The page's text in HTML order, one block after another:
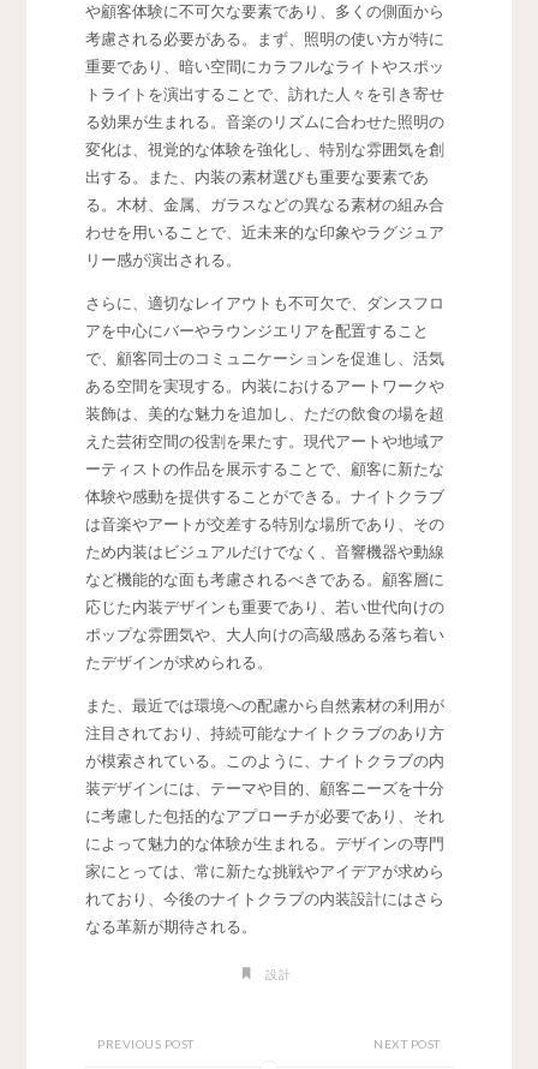
や顧客体験に不可欠な要素であり、多くの側面から
考慮される必要がある。まず、照明の使い方が特に
重要であり、暗い空間にカラフルなライトやスポッ
トライトを演出することで、訪れた人々を引き寄せ
る効果が生まれる。音楽のリズムに合わせた照明の
変化は、視覚的な体験を強化し、特別な雰囲気を創
出する。また、内装の素材選びも重要な要素であ
る。木材、金属、ガラスなどの異なる素材の組み合
わせを用いることで、近未来的な印象やラグジュア
リー感が演出される。
さらに、適切なレイアウトも不可欠で、ダンスフロ
アを中心にバーやラウンジエリアを配置すること
で、顧客同士のコミュニケーションを促進し、活気
ある空間を実現する。内装におけるアートワークや
装飾は、美的な魅力を追加し、ただの飲食の場を超
えた芸術空間の役割を果たす。現代アートや地域ア
ーティストの作品を展示することで、顧客に新たな
体験や感動を提供することができる。ナイトクラブ
は音楽やアートが交差する特別な場所であり、その
ため内装はビジュアルだけでなく、音響機器や動線
など機能的な面も考慮されるべきである。顧客層に
応じた内装デザインも重要であり、若い世代向けの
ポップな雰囲気や、大人向けの高級感ある落ち着い
たデザインが求められる。
また、最近では環境への配慮から自然素材の利用が
注目されており、持続可能なナイトクラブのあり方
が模索されている。このように、ナイトクラブの内
装デザインには、テーマや目的、顧客ニーズを十分
に考慮した包括的なアプローチが必要であり、それ
によって魅力的な体験が生まれる。デザインの専門
家にとっては、常に新たな挑戦やアイデアが求めら
れており、今後のナイトクラブの内装設計にはさら
なる革新が期待される。
設計
PREVIOUS POST NEXT POST